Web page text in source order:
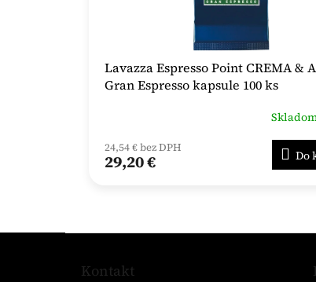
Lavazza Espresso Point CREMA &
Gran Espresso kapsule 100 ks
24,54 € bez DPH
29,20 € Do
Kontakt